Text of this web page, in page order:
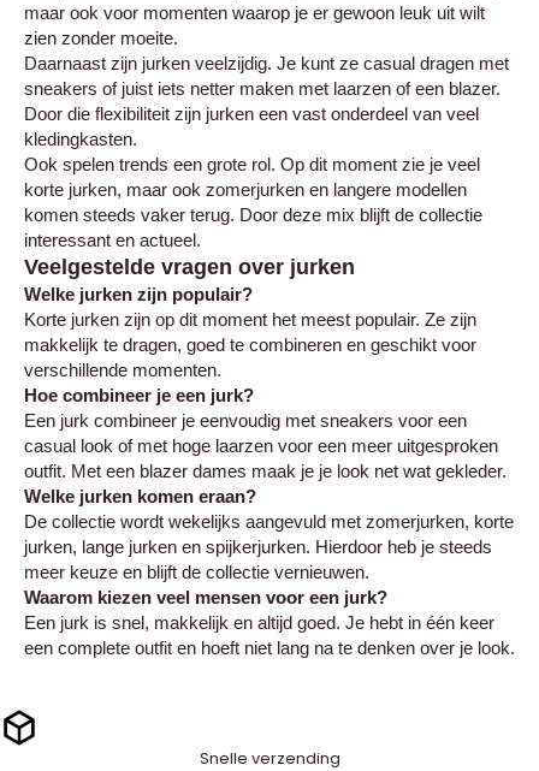
maar ook voor momenten waarop je er gewoon leuk uit wilt
zien zonder moeite.
Daarnaast zijn jurken veelzijdig. Je kunt ze casual dragen met
sneakers of juist iets netter maken met laarzen of een blazer.
Door die flexibiliteit zijn jurken een vast onderdeel van veel
kledingkasten.
Ook spelen trends een grote rol. Op dit moment zie je veel
korte jurken, maar ook zomerjurken en langere modellen
komen steeds vaker terug. Door deze mix blijft de collectie
interessant en actueel.
Veelgestelde vragen over jurken
Welke jurken zijn populair?
Korte jurken zijn op dit moment het meest populair. Ze zijn
makkelijk te dragen, goed te combineren en geschikt voor
verschillende momenten.
Hoe combineer je een jurk?
Een jurk combineer je eenvoudig met sneakers voor een
casual look of met hoge laarzen voor een meer uitgesproken
outfit. Met een blazer dames maak je je look net wat gekleder.
Welke jurken komen eraan?
De collectie wordt wekelijks aangevuld met zomerjurken, korte
jurken, lange jurken en spijkerjurken. Hierdoor heb je steeds
meer keuze en blijft de collectie vernieuwen.
Waarom kiezen veel mensen voor een jurk?
Een jurk is snel, makkelijk en altijd goed. Je hebt in één keer
een complete outfit en hoeft niet lang na te denken over je look.
Snelle verzending